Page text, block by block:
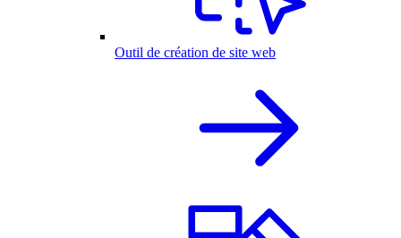
Outil de création de site web